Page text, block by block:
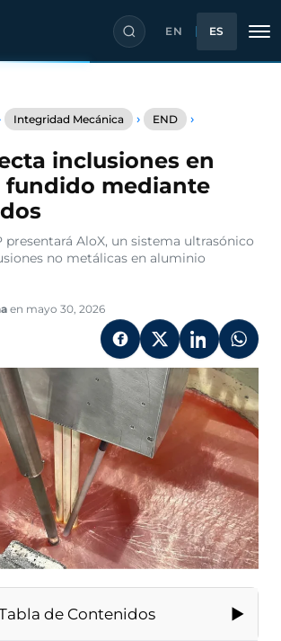
EN ES
Integridad Mecánica › END ›
en
aluminio
fundido
inclusiones en
fundido mediante
presentará AloX, un sistema ultrasónico
no metálicas en aluminio
en mayo 30, 2026
de Contenidos